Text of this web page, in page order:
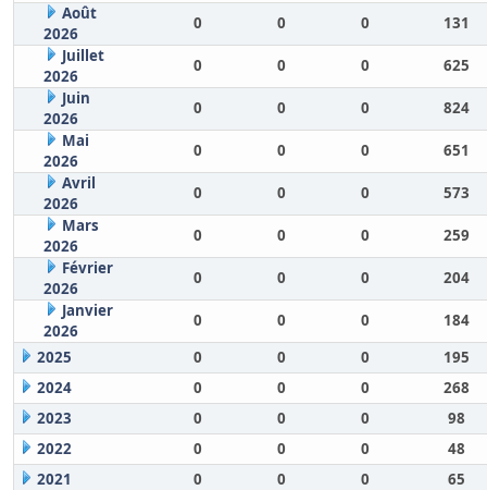
Août
2026
0 0 0
131
Juillet
2026
0 0 0
625
Juin
2026
0 0 0
824
Mai
2026
0 0 0
651
Avril
2026
0 0 0
573
Mars
2026
0 0 0
259
Février
2026
0 0 0
204
Janvier
2026
0 0 0
184
2025
0 0 0
195
2024
0 0 0
268
2023
0 0 0
98
2022
0 0 0
48
2021
0 0 0
65